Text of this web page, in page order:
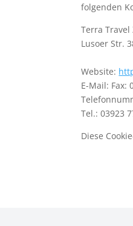
folgenden
Terra Travel
Lusoer Str.
Website:
E-Mail: Fax:
Tel.: 03923
Diese